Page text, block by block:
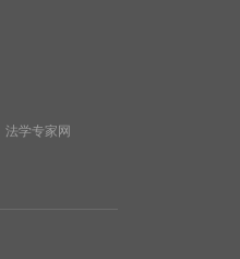
法学专家网